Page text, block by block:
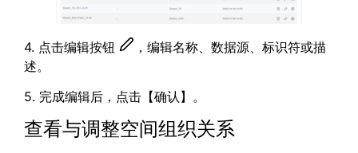
4. 点击编辑按钮
，编辑名称、数据源、标识符或描
述。
5. 完成编辑后，点击【确认】。
查看与调整空间组织关系